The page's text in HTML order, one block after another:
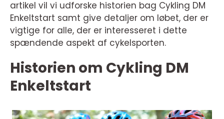
artikel vil vi udforske historien bag Cykling DM
Enkeltstart samt give detaljer om løbet, der er
vigtige for alle, der er interesseret i dette
spændende aspekt af cykelsporten.
Historien om Cykling DM
Enkeltstart